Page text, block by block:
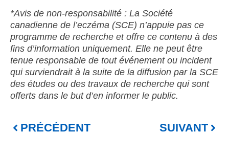
*Avis de non-responsabilité : La Société
canadienne de l’eczéma (SCE) n’appuie pas ce
programme de recherche et offre ce contenu à des
fins d’information uniquement. Elle ne peut être
tenue responsable de tout événement ou incident
qui surviendrait à la suite de la diffusion par la SCE
des études ou des travaux de recherche qui sont
offerts dans le but d’en informer le public.
PRÉCÉDENT SUIVANT